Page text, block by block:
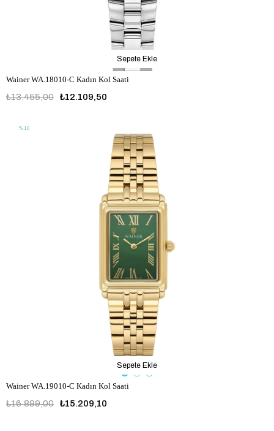
Wainer WA.18010-C Kadın Kol Saati
₺12.109,50
₺13.455,00
Sepete Ekle
Wainer WA.19010-C Kadın Kol Saati
₺15.209,10
₺16.899,00
Sepete Ekle
%10